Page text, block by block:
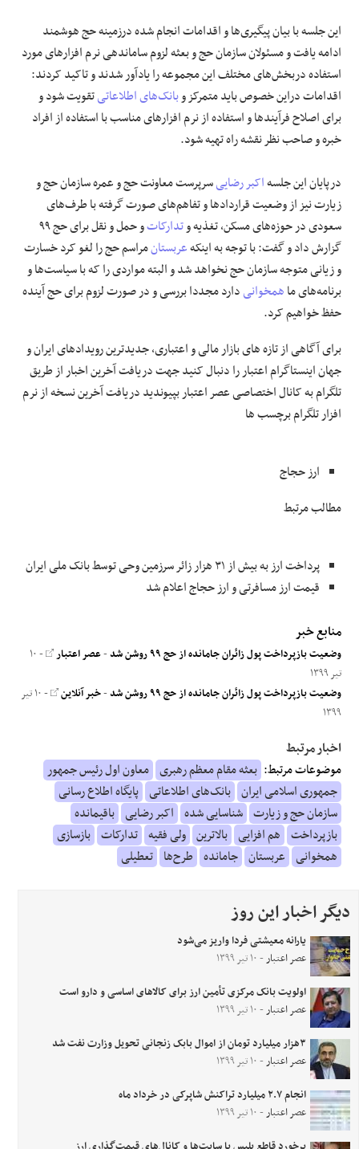
این جلسه با بیان پیگیری‌ها و اقدامات انجام شده درزمینه حج هوشمند
ادامه یافت و مسئولان سازمان حج و بعثه لزوم ساماندهی نرم افزار‌های مورد
استفاده دربخش‌های مختلف این مجموعه را یادآور شدند و تاکید کردند:
اقدامات دراین خصوص باید متمرکز وبانک‌های اطلاعاتیتقویت شود و
برای اصلاح فرآیند‌ها و استفاده از نرم افزار‌های مناسب با استفاده از افراد
خبره و صاحب نظر نقشه راه تهیه شود.
درپایان این جلسهاکبر رضاییسرپرست معاونت حج و عمره سازمان حج و
زیارت نیز از وضعیت قرارداد‌ها و تفاهم‌های صورت گرفته با طرف‌های
سعودی در حوزه‌های مسکن، تغذیه وتدارکات
و حمل و نقل برای حج ۹۹
گزارش داد و گفت: با توجه به اینکهعربستانمراسم حج را لغو کرد خسارت
و زیانی متوجه سازمان حج نخواهد شد و البته مواردی را که با سیاست‌ها و
برنامه‌های ماهمخوانیدارد مجددا بررسی و در صورت لزوم برای حج آینده
حفظ خواهیم کرد.
برای آگاهی از تازه های بازار مالی و اعتباری، جدیدترین رویدادهای ایران و
جهان اینستاگرام اعتبار را دنبال کنید جهت دریافت آخرین اخبار از طریق
تلگرام به کانال اختصاصی عصر اعتبار بپیوندید دریافت آخرین نسخه از نرم
افزار تلگرام برچسب ها
ارز حجاج
مطالب مرتبط
پرداخت ارز به بیش از ۳۱ هزار زائر سرزمین وحی توسط بانک ملی ایران
قیمت ارز مسافرتی و ارز حجاج اعلام شد
منابع خبر
وضعیت بازپرداخت پول زائران جامانده از حج ۹۹ روشن شد -عصر اعتبار
- ۱۰
تیر ۱۳۹۹
وضعیت بازپرداخت پول زائران جامانده از حج ۹۹ روشن شد
-خبر آنلاین
- ۱۰ تیر
۱۳۹۹
اخبار مرتبط
موضوعات مرتبط: بعثه مقام معظم رهبری معاون اول رئیس جمهور
جمهوری اسلامی ایران بانک‌های اطلاعاتی پایگاه اطلاع رسانی
سازمان حج و زیارت شناسایی شده اکبر رضایی باقیمانده
بازپرداخت هم افزایی بالاترین ولی فقیه تدارکات بازسازی
همخوانی عربستان جامانده طرح‌ها تعطیلی
دیگر اخبار این روز
یارانه معیشتی فردا واریز می‌شود
عصر اعتبار- ۱۰ تیر ۱۳۹۹
اولویت بانک مرکزی تأمین ارز برای کالاهای اساسی و دارو است
عصر اعتبار- ۱۰ تیر ۱۳۹۹
۳هزار میلیارد تومان از اموال بابک زنجانی تحویل وزارت نفت شد
عصر اعتبار- ۱۰ تیر ۱۳۹۹
انجام ۲.۷ میلیارد تراکنش شاپرکی در خرداد ماه
عصر اعتبار- ۱۰ تیر ۱۳۹۹